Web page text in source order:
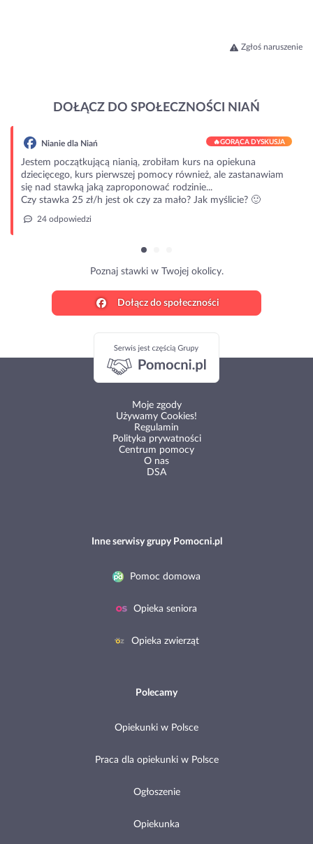
Zgłoś naruszenie
DOŁĄCZ DO SPOŁECZNOŚCI NIAŃ
Nianie dla Niań 🔥GORĄCA DYSKUSJA
Jestem początkującą nianią, zrobiłam kurs na opiekuna
dziecięcego, kurs pierwszej pomocy również, ale zastanawiam
się nad stawką jaką zaproponować rodzinie...
Czy stawka 25 zł/h jest ok czy za mało? Jak myślicie? 🙂
24 odpowiedzi
Poznaj stawki w Twojej okolicy.
Dołącz do społeczności
Moje zgody
Używamy Cookies!
Regulamin
Polityka prywatności
Centrum pomocy
O nas
DSA
Inne serwisy grupy Pomocni.pl
Pomoc domowa
Opieka seniora
Opieka zwierząt
Polecamy
Opiekunki w Polsce
Praca dla opiekunki w Polsce
Ogłoszenie
Opiekunka